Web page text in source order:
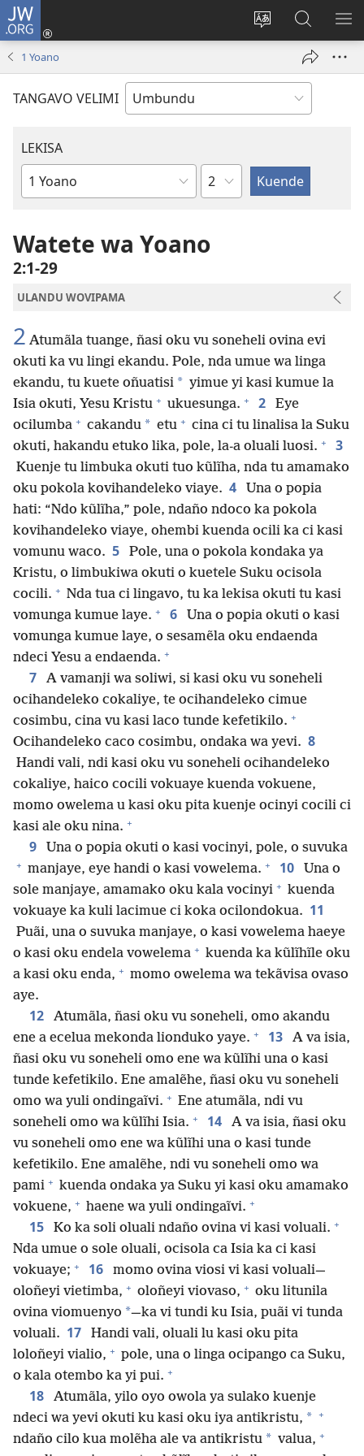
JW.ORG
Change
language
Iñila
(yikula
Sandiliya
vo
JW.ORG
1 Yoano
TANGAVO VELIMI
LEKISA
Elivulu
Ocipama
Watete wa Yoano
2:1-29
ULANDU WOVIPAMA
2 Atumãla tuange, ñasi oku vu soneheli ovina evi
okuti ka vu lingi ekandu. Pole, nda umue wa linga
ekandu, tu kuete oñuatisi * yimue yi kasi kumue la
Isia okuti, Yesu Kristu + ukuesunga. + 2
Eye
ocilumba + cakandu * etu + cina ci tu linalisa la Suku
okuti, hakandu etuko lika, pole, la-a oluali luosi. + 3
Kuenje tu limbuka okuti tuo kũlĩha, nda tu amamako
oku pokola kovihandeleko viaye. 4
Una o popia
hati: “Ndo kũlĩha,” pole, ndaño ndoco ka pokola
kovihandeleko viaye, ohembi kuenda ocili ka ci kasi
vomunu waco. 5
Pole, una o pokola kondaka ya
Kristu, o limbukiwa okuti o kuetele Suku ocisola
cocili. + Nda tua ci lingavo, tu ka lekisa okuti tu kasi
vomunga kumue laye. + 6
Una o popia okuti o kasi
vomunga kumue laye, o sesamẽla oku endaenda
ndeci Yesu a endaenda. +
7
A vamanji wa soliwi, si kasi oku vu soneheli
ocihandeleko cokaliye, te ocihandeleko cimue
cosimbu, cina vu kasi laco tunde kefetikilo. +
Ocihandeleko caco cosimbu, ondaka wa yevi. 8
Handi vali, ndi kasi oku vu soneheli ocihandeleko
cokaliye, haico cocili vokuaye kuenda vokuene,
momo owelema u kasi oku pita kuenje ocinyi cocili ci
kasi ale oku nina. +
9 Una o popia okuti o kasi vocinyi, pole, o suvuka
+ manjaye, eye handi o kasi vowelema. + 10
Una o
sole manjaye, amamako oku kala vocinyi + kuenda
vokuaye ka kuli lacimue ci koka ocilondokua. 11
Puãi, una o suvuka manjaye, o kasi vowelema haeye
o kasi oku endela vowelema + kuenda ka kũlĩhĩle oku
a kasi oku enda, + momo owelema wa tekãvisa ovaso
aye.
12
Atumãla, ñasi oku vu soneheli, omo akandu
ene a ecelua mekonda lionduko yaye. + 13
A va isia,
ñasi oku vu soneheli omo ene wa kũlĩhi una o kasi
tunde kefetikilo. Ene amalẽhe, ñasi oku vu soneheli
omo wa yuli ondingaĩvi. + Ene atumãla, ndi vu
soneheli omo wa kũlĩhi Isia. + 14
A va isia, ñasi oku
vu soneheli omo ene wa kũlĩhi una o kasi tunde
kefetikilo. Ene amalẽhe, ndi vu soneheli omo wa
pami + kuenda ondaka ya Suku yi kasi oku amamako
vokuene, + haene wa yuli ondingaĩvi. +
15 Ko ka soli oluali ndaño ovina vi kasi voluali. +
Nda umue o sole oluali, ocisola ca Isia ka ci kasi
vokuaye; + 16
momo ovina viosi vi kasi voluali—
oloñeyi vietimba, + oloñeyi viovaso, + oku litunila
ovina viomuenyo *—ka vi tundi ku Isia, puãi vi tunda
voluali. 17
Handi vali, oluali lu kasi oku pita
loloñeyi vialio, + pole, una o linga ocipango ca Suku,
o kala otembo ka yi pui. +
18
Atumãla, yilo oyo owola ya sulako kuenje
ndeci wa yevi okuti ku kasi oku iya antikristu, * +
ndaño cilo kua molẽha ale va antikristu * valua, +